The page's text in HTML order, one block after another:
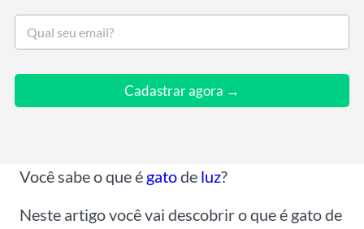
S
u
Cadastrar agora →
Você sabe o que é gatode luz?
Neste artigo você vai descobrir o que é gato de